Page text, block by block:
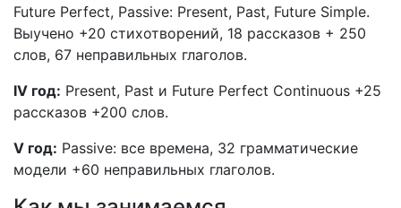
Future Perfect, Passive: Present, Past, Future Simple.
Выучено +20 стихотворений, 18 рассказов + 250
слов, 67 неправильных глаголов.
IV год: Present, Past и Future Perfect Continuous +25
рассказов +200 слов.
V год: Passive: все времена, 32 грамматические
модели +60 неправильных глаголов.